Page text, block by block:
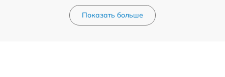
Показать больше